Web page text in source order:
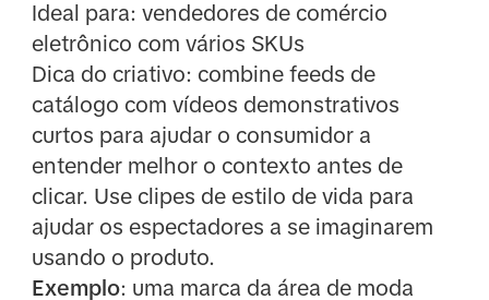
Ideal para: vendedores de comércio
eletrônico com vários SKUs
Dica do criativo: combine feeds de
catálogo com vídeos demonstrativos
curtos para ajudar o consumidor a
entender melhor o contexto antes de
clicar. Use clipes de estilo de vida para
ajudar os espectadores a se imaginarem
usando o produto.
Exemplo: uma marca da área de moda